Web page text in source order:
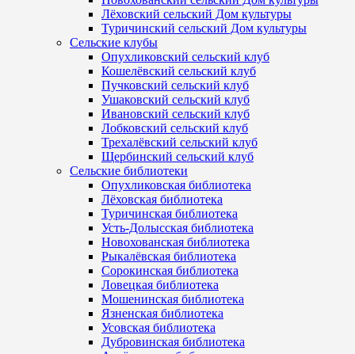
Лёховский сельский Дом культуры
Туричинский сельский Дом культуры
Сельские клубы
Опухликовский сельский клуб
Кошелёвский сельский клуб
Пучковский сельский клуб
Ушаковский сельский клуб
Ивановский сельский клуб
Лобковский сельский клуб
Трехалёвский сельский клуб
Щербинский сельский клуб
Сельские библиотеки
Опухликовская библиотека
Лёховская библиотека
Туричинская библиотека
Усть-Долысская библиотека
Новохованская библиотека
Рыкалёвская библиотека
Сорокинская библиотека
Ловецкая библиотека
Мошенинская библиотека
Язненская библиотека
Усовская библиотека
Дубровинская библиотека